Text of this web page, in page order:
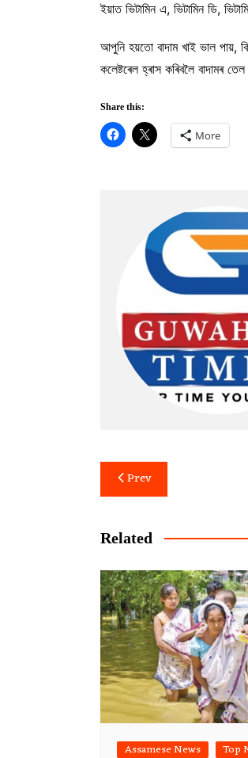
ইয়াত ভিটামিন এ, ভিটামিন ডি,
আপুনি হয়তো বাদাম খাই ভাল পায়,
কলেষ্টৰেল হ্ৰাস কৰিবলৈ বাদামৰ
Share this:
More
Post
navigation
Prev
Related
Assamese News Top